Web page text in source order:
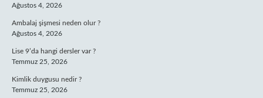
Ağustos 4, 2026
Ambalaj şişmesi neden olur ?
Ağustos 4, 2026
Lise 9’da hangi dersler var ?
Temmuz 25, 2026
Kimlik duygusu nedir ?
Temmuz 25, 2026